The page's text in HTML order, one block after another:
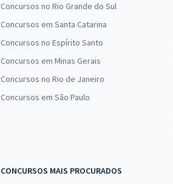
Concursos no Rio Grande do Sul
Concursos em Santa Catarina
Concursos no Espírito Santo
Concursos em Minas Gerais
Concursos no Rio de Janeiro
Concursos em São Paulo
CONCURSOS MAIS PROCURADOS